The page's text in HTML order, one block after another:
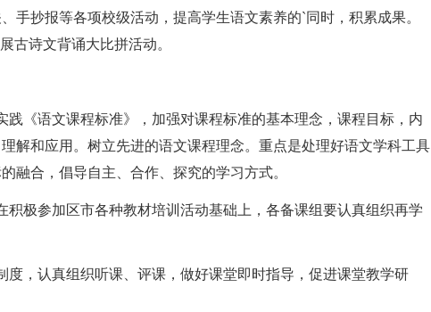
手抄报等各项校级活动，提高学生语文素养的`同时，积累成果。
古诗文背诵大比拼活动。
《语文课程标准》，加强对课程标准的基本理念，课程目标，内
解和应用。树立先进的语文课程理念。重点是处理好语文学科工具
融合，倡导自主、合作、探究的学习方式。
极参加区市各种教材培训活动基础上，各备课组要认真组织再学
，认真组织听课、评课，做好课堂即时指导，促进课堂教学研